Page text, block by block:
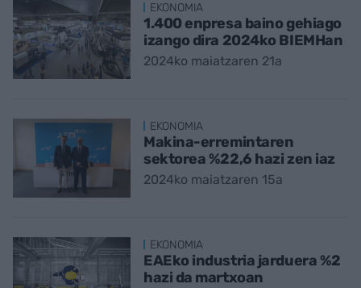
EKONOMIA
1.400 enpresa baino gehiago
izango dira 2024ko BIEMHan
2024ko maiatzaren 21a
EKONOMIA
Makina-erremintaren
sektorea %22,6 hazi zen iaz
2024ko maiatzaren 15a
EKONOMIA
EAEko industria jarduera %2
hazi da martxoan